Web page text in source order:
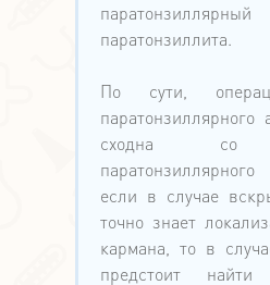
паратонзиллита.
По сути,
паратонзиллярного
сходна со
если в случае
точно знает
кармана, то в
предстоит